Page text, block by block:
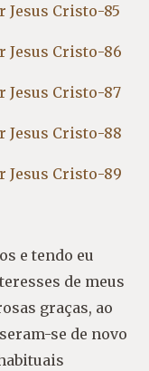
Jesus Cristo-85
Jesus Cristo-86
Jesus Cristo-87
Jesus Cristo-88
Jesus Cristo-89
e tendo eu
de meus
graças, ao
se de novo